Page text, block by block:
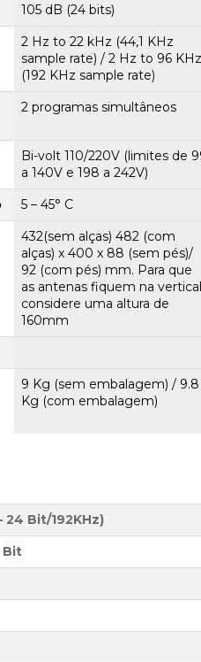
105 dB (24 bits)
2 Hz to 22 kHz (44,1 KHz
sample rate) / 2 Hz to 96 KHz
(192 KHz sample rate)
2 programas simultâneos
Bi-volt 110/220V (limites de
a 140V e 198 a 242V)
5 – 45° C
432(sem alças) 482 (com
alças) x 400 x 88 (sem pés)/
92 (com pés) mm. Para que
as antenas fiquem na vertical
considere uma altura de
160mm
9 Kg (sem embalagem) / 9.8
Kg (com embalagem)
Bit/192KHz)
Bit